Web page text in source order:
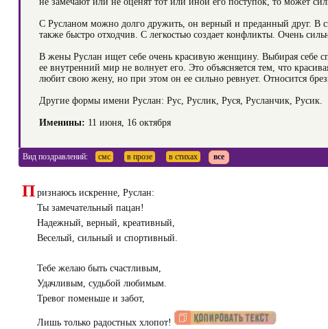
С Русланом можно долго дружить, он верный и преданный друг. В
также быстро отходчив. С легкостью создает конфликты. Очень
В жены Руслан ищет себе очень красивую женщину. Выбирая себе
ее внутренний мир не волнует его. Это объясняется тем, что
любит свою жену, но при этом он ее сильно ревнует. Относится
Другие формы имени Руслан: Рус, Руслик, Руся, Русланчик, Русик.
Именины: 11 июня, 16 октября
Вид поздравлений: смс в прозе в стихах все
П ризнаюсь искренне, Руслан:
Ты замечательный пацан!
Надежный, верный, креативный,
Веселый, сильный и спортивный.
Тебе желаю быть счастливым,
Удачливым, судьбой любимым.
Тревог поменьше и забот,
Лишь только радостных хлопот!